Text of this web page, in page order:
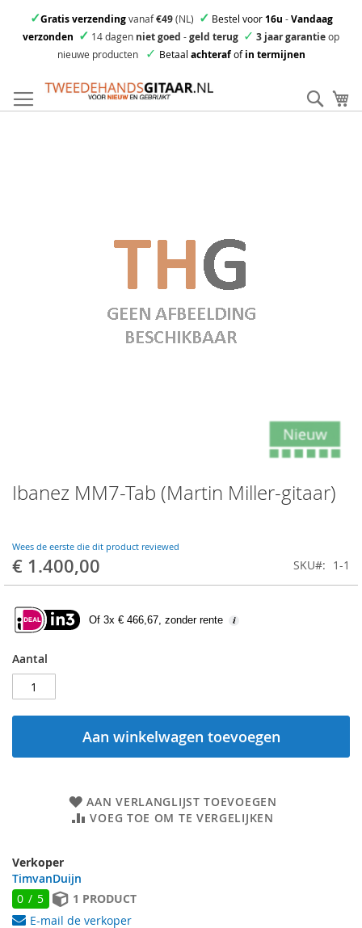
✓Gratis verzendingvanaf€49(NL) ✓ Bestel voor16u -Vandaag
verzonden ✓ 14 dagen niet goed -geld terug ✓ 3 jaar garantieop
nieuwe producten
✓ Betaal achterafofin termijnen
direct
door
Ibanez MM7-Tab (Martin Miller-gitaar)
Wees de eerste die dit product reviewed
€ 1.400,00 SKU 1-1
Of 3x € 466,67, zonder rente
Aantal
Aan winkelwagen toevoegen
AAN VERLANGLIJST TOEVOEGEN
VOEG TOE OM TE VERGELIJKEN
Verkoper
TimvanDuijn
0 / 5
1 PRODUCT
E-mail de verkoper
to
the
the
images
gallery